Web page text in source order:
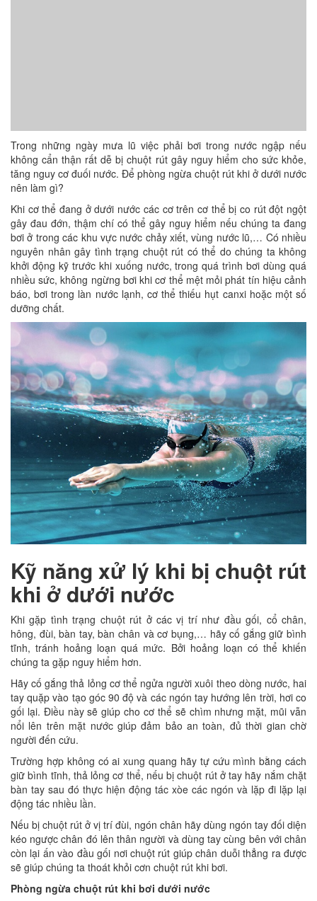
Trong những ngày mưa lũ việc phải bơi trong nước ngập nếu
không cẩn thận rất dễ bị chuột rút gây nguy hiểm cho sức khỏe,
tăng nguy cơ đuối nước. Để phòng ngừa chuột rút khi ở dưới nước
nên làm gì?
Khi cơ thể đang ở dưới nước các cơ trên cơ thể bị co rút đột ngột
gây đau đớn, thậm chí có thể gây nguy hiểm nếu chúng ta đang
bơi ở trong các khu vực nước chảy xiết, vùng nước lũ,… Có nhiều
nguyên nhân gây tình trạng chuột rút có thể do chúng ta không
khởi động kỹ trước khi xuống nước, trong quá trình bơi dùng quá
nhiều sức, không ngừng bơi khi cơ thể mệt mỏi phát tín hiệu cảnh
báo, bơi trong làn nước lạnh, cơ thể thiếu hụt canxi hoặc một số
dưỡng chất.
Kỹ năng xử lý khi bị chuột rút
khi ở dưới nước
Khi gặp tình trạng chuột rút ở các vị trí như đầu gối, cổ chân,
hông, đùi, bàn tay, bàn chân và cơ bụng,… hãy cố gắng giữ bình
tĩnh, tránh hoảng loạn quá mức. Bởi hoảng loạn có thể khiến
chúng ta gặp nguy hiểm hơn.
Hãy cố gắng thả lỏng cơ thể ngửa người xuôi theo dòng nước, hai
tay quặp vào tạo góc 90 độ và các ngón tay hướng lên trời, hơi co
gối lại. Điều này sẽ giúp cho cơ thể sẽ chìm nhưng mặt, mũi vẫn
nổi lên trên mặt nước giúp đảm bảo an toàn, đủ thời gian chờ
người đến cứu.
Trường hợp không có ai xung quang hãy tự cứu mình bằng cách
giữ bình tĩnh, thả lỏng cơ thể, nếu bị chuột rút ở tay hãy nắm chặt
bàn tay sau đó thực hiện động tác xòe các ngón và lặp đi lặp lại
động tác nhiều lần.
Nếu bị chuột rút ở vị trí đùi, ngón chân hãy dùng ngón tay đối diện
kéo ngược chân đó lên thân người và dùng tay cùng bên với chân
còn lại ấn vào đầu gối nơi chuột rút giúp chân duỗi thẳng ra được
sẽ giúp chúng ta thoát khỏi cơn chuột rút khi bơi.
Phòng ngừa chuột rút khi bơi dưới nước